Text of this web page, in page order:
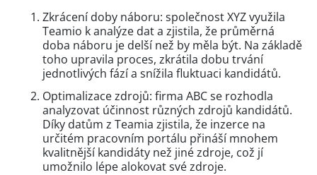
Zkrácení doby náboru: společnost XYZ využila
Teamio k analýze dat a zjistila, že průměrná
doba náboru je delší než by měla být. Na základě
toho upravila proces, zkrátila dobu trvání
jednotlivých fází a snížila fluktuaci kandidátů.
Optimalizace zdrojů: firma ABC se rozhodla
analyzovat účinnost různých zdrojů kandidátů.
Díky datům z Teamia zjistila, že inzerce na
určitém pracovním portálu přináší mnohem
kvalitnější kandidáty než jiné zdroje, což jí
umožnilo lépe alokovat své zdroje.